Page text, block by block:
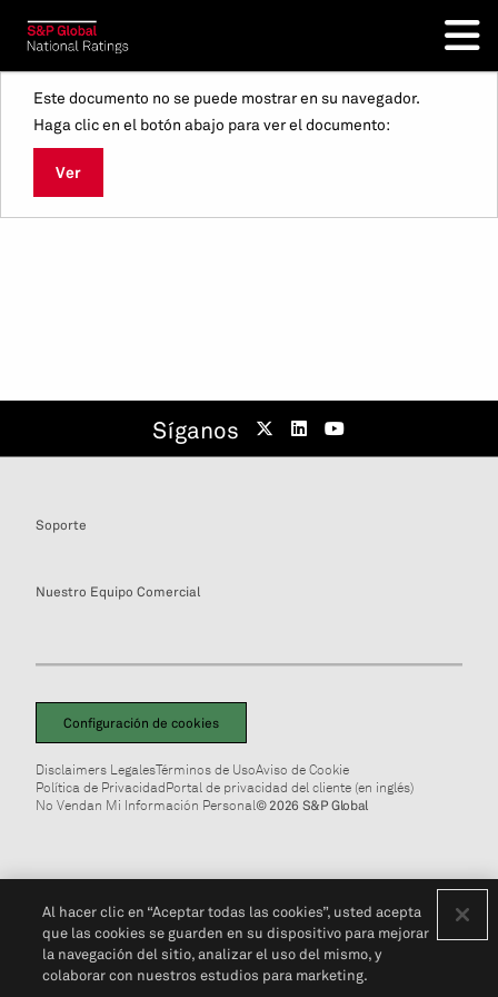
Este documento no se puede mostrar en su navegador.
Haga clic en el botón abajo para ver el documento:
Ver
Síganos
Soporte
Nuestro Equipo Comercial
Configuración de cookies
Disclaimers LegalesTérminos de UsoAviso de Cookie
Política de PrivacidadPortal de privacidad del cliente (en inglés)
No Vendan Mi Información Personal© 2026 S&P Global
Al hacer clic en “Aceptar todas las cookies”, usted acepta
que las cookies se guarden en su dispositivo para mejorar
la navegación del sitio, analizar el uso del mismo, y
colaborar con nuestros estudios para marketing.